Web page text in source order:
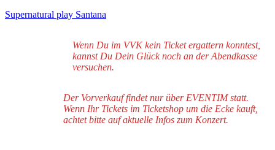
Supernatural play Santana
Wenn Du im VVK kein Ticket ergattern konntest,
kannst Du Dein Glück noch an der Abendkasse
versuchen.
Der Vorverkauf findet nur über EVENTIM statt.
Wenn Ihr Tickets im Ticketshop um die Ecke kauft,
achtet bitte auf aktuelle Infos zum Konzert.